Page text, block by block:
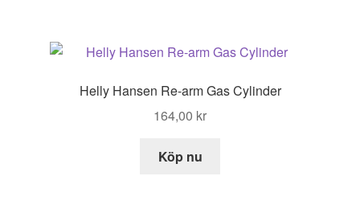
Helly Hansen Re-arm Gas Cylinder
164,00 kr
Köp nu